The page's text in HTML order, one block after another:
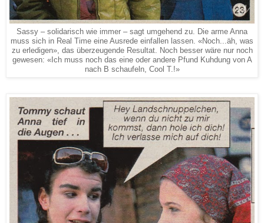
Sassy – solidarisch wie immer – sagt umgehend zu. Die arme Anna
muss sich in Real Time eine Ausrede einfallen lassen. «Noch...äh, was
zu erledigen», das überzeugende Resultat. Noch besser wäre nur noch
gewesen: «Ich muss noch das eine oder andere Pfund Kuhdung von A
nach B schaufeln, Cool T.!»